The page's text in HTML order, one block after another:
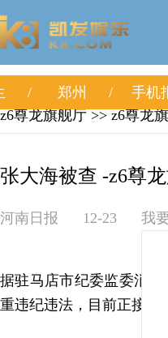
郑州 手机
z6尊龙旗舰厅 >> z6尊龙
张大海被查 -z6尊
河南日报 12-23 我
据驻马店市纪委监委消
重违纪违法，目前正接受